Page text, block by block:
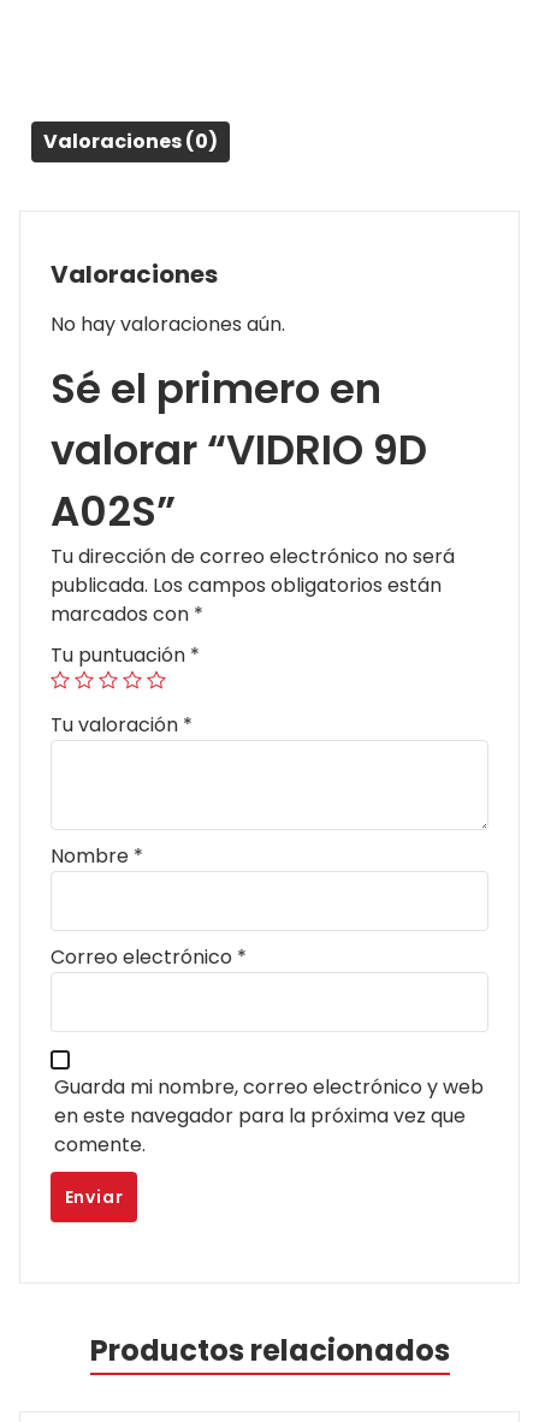
Valoraciones (0)
Valoraciones
No hay valoraciones aún.
Sé el primero en
valorar “VIDRIO 9D
A02S”
Tu dirección de correo electrónico no será
publicada. Los campos obligatorios están
marcados con *
Tu puntuación *
Tu valoración *
Nombre *
Correo electrónico *
Guarda mi nombre, correo electrónico y web
en este navegador para la próxima vez que
comente.
Productos relacionados